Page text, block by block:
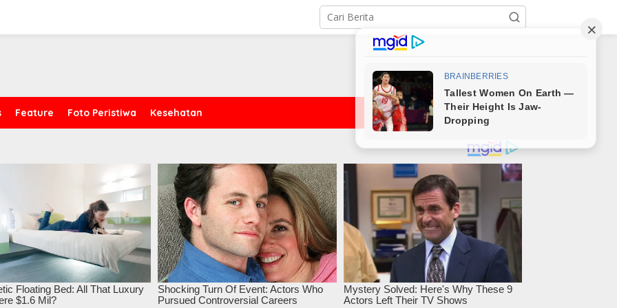
Feature Foto Peristiwa Kesehatan